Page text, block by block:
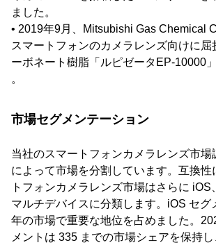
ました。
• 2019年9月、Mitsubishi Gas Chemical
スマートフォンのカメラレンズ向けに屈
ーボネート樹脂「ルピゼータEP-10000
。
市場セグメンテーション
当社のスマートフォンカメラレンズ市場
によって市場を分割しています。互換性
トフォンカメラレンズ市場はさらに iOS
マルチデバイスに分類します。iOS セグ
年の市場で重要な地位を占めました。
メントは 335 までの市場シェアを保持